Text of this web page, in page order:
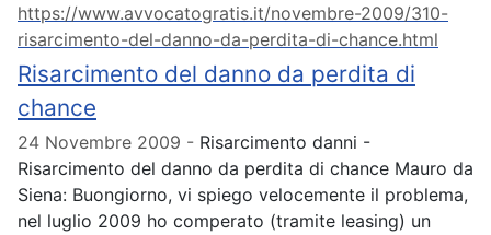
Risarcimento del danno da perdita di
chance
https://www.avvocatogratis.it/novembre-2009/310-
risarcimento-del-danno-da-perdita-di-chance.html
24 Novembre 2009
Risarcimento danni -
Risarcimento del danno da perdita di chance Mauro da
Siena: Buongiorno, vi spiego velocemente il problema,
nel luglio 2009 ho comperato (tramite leasing) un